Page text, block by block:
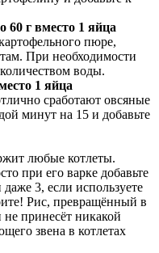
г вместо 1 яйца
пюре,
При необходимости
воды.
1 яйца
сработают овсяные
минут на 15 и добавьте
любые котлеты.
при его варке добавьте
3, если используете
Рис, превращённый в
принесёт никакой
звена в котлетах